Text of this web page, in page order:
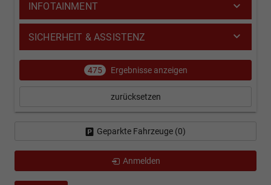
INFOTAINMENT
SICHERHEIT & ASSISTENZ
475 Ergebnisse anzeigen
zurücksetzen
Geparkte Fahrzeuge (0)
Anmelden